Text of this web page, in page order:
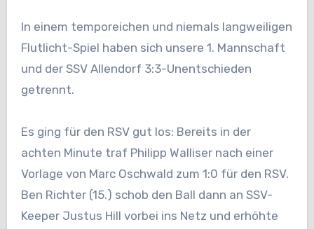
In einem temporeichen und niemals langweiligen
Flutlicht-Spiel haben sich unsere 1. Mannschaft
und der SSV Allendorf 3:3-Unentschieden
getrennt.
Es ging für den RSV gut los: Bereits in der
achten Minute traf Philipp Walliser nach einer
Vorlage von Marc Oschwald zum 1:0 für den RSV.
Ben Richter (15.) schob den Ball dann an SSV-
Keeper Justus Hill vorbei ins Netz und erhöhte